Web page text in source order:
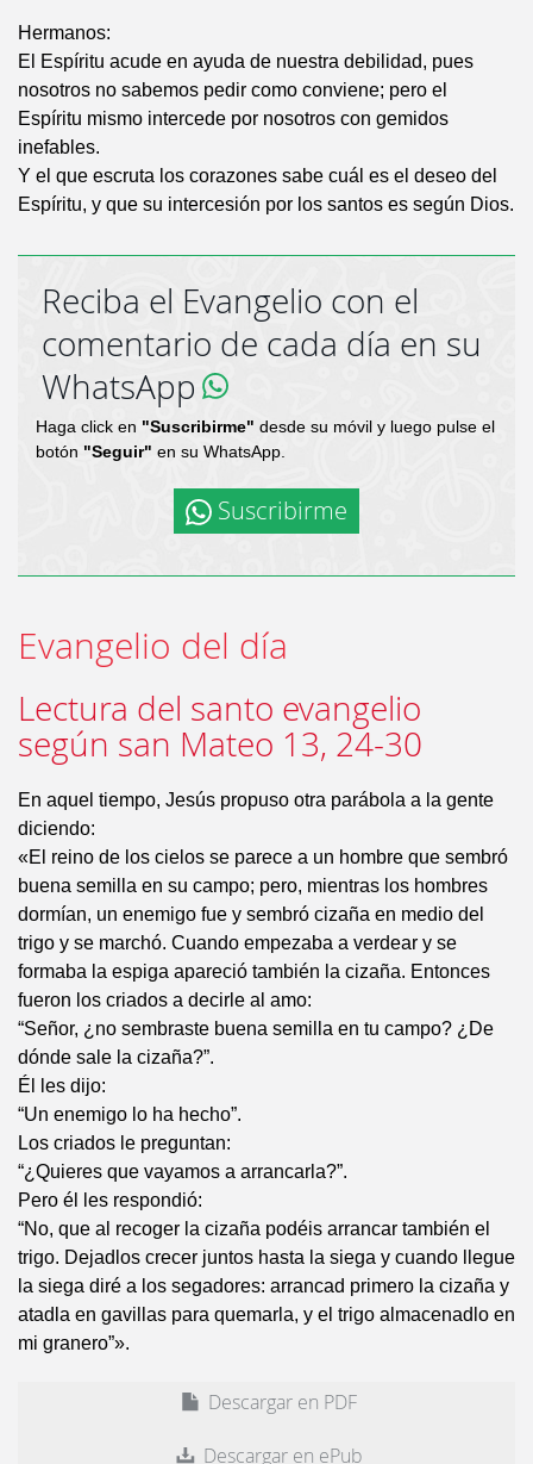
Hermanos:
El Espíritu acude en ayuda de nuestra debilidad, pues
nosotros no sabemos pedir como conviene; pero el
Espíritu mismo intercede por nosotros con gemidos
inefables.
Y el que escruta los corazones sabe cuál es el deseo del
Espíritu, y que su intercesión por los santos es según Dios.
Reciba el Evangelio con el
comentario de cada día en su
WhatsApp
Haga click en "Suscribirme" desde su móvil y luego pulse el
botón "Seguir" en su WhatsApp.
Suscribirme
Evangelio del día
Lectura del santo evangelio
según san Mateo 13, 24-30
En aquel tiempo, Jesús propuso otra parábola a la gente
diciendo:
«El reino de los cielos se parece a un hombre que sembró
buena semilla en su campo; pero, mientras los hombres
dormían, un enemigo fue y sembró cizaña en medio del
trigo y se marchó. Cuando empezaba a verdear y se
formaba la espiga apareció también la cizaña. Entonces
fueron los criados a decirle al amo:
“Señor, ¿no sembraste buena semilla en tu campo? ¿De
dónde sale la cizaña?”.
Él les dijo:
“Un enemigo lo ha hecho”.
Los criados le preguntan:
“¿Quieres que vayamos a arrancarla?”.
Pero él les respondió:
“No, que al recoger la cizaña podéis arrancar también el
trigo. Dejadlos crecer juntos hasta la siega y cuando llegue
la siega diré a los segadores: arrancad primero la cizaña y
atadla en gavillas para quemarla, y el trigo almacenadlo en
mi granero”».
Descargar en PDF
Descargar en ePub